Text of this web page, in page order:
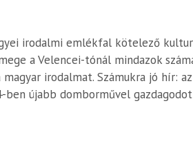
irodalmi emlékfal kötelező
a Velencei-tónál mindazok
irodalmat. Számukra jó hír: az
ben újabb domborművel